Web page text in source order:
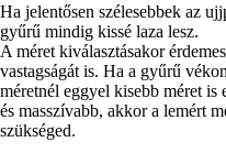
Ha jelentősen szélesebbek az
gyűrű mindig kissé laza lesz.
A méret kiválasztásakor
vastagságát is. Ha a gyűrű
méretnél eggyel kisebb méret is
és masszívabb, akkor a lemért
szükséged.